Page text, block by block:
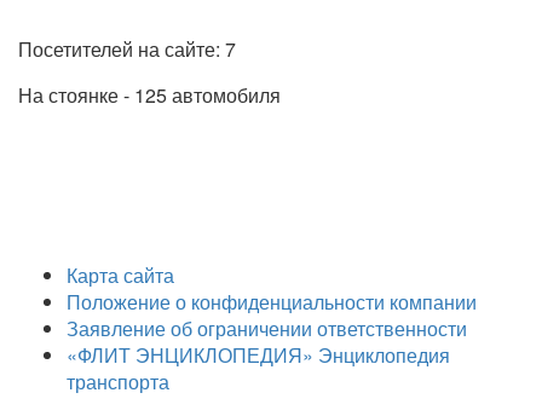
Посетителей на сайте: 7
На стоянке - 125 автомобиля
Карта сайта
Положение о конфиденциальности компании
Заявление об ограничении ответственности
«ФЛИТ ЭНЦИКЛОПЕДИЯ» Энциклопедия
транспорта